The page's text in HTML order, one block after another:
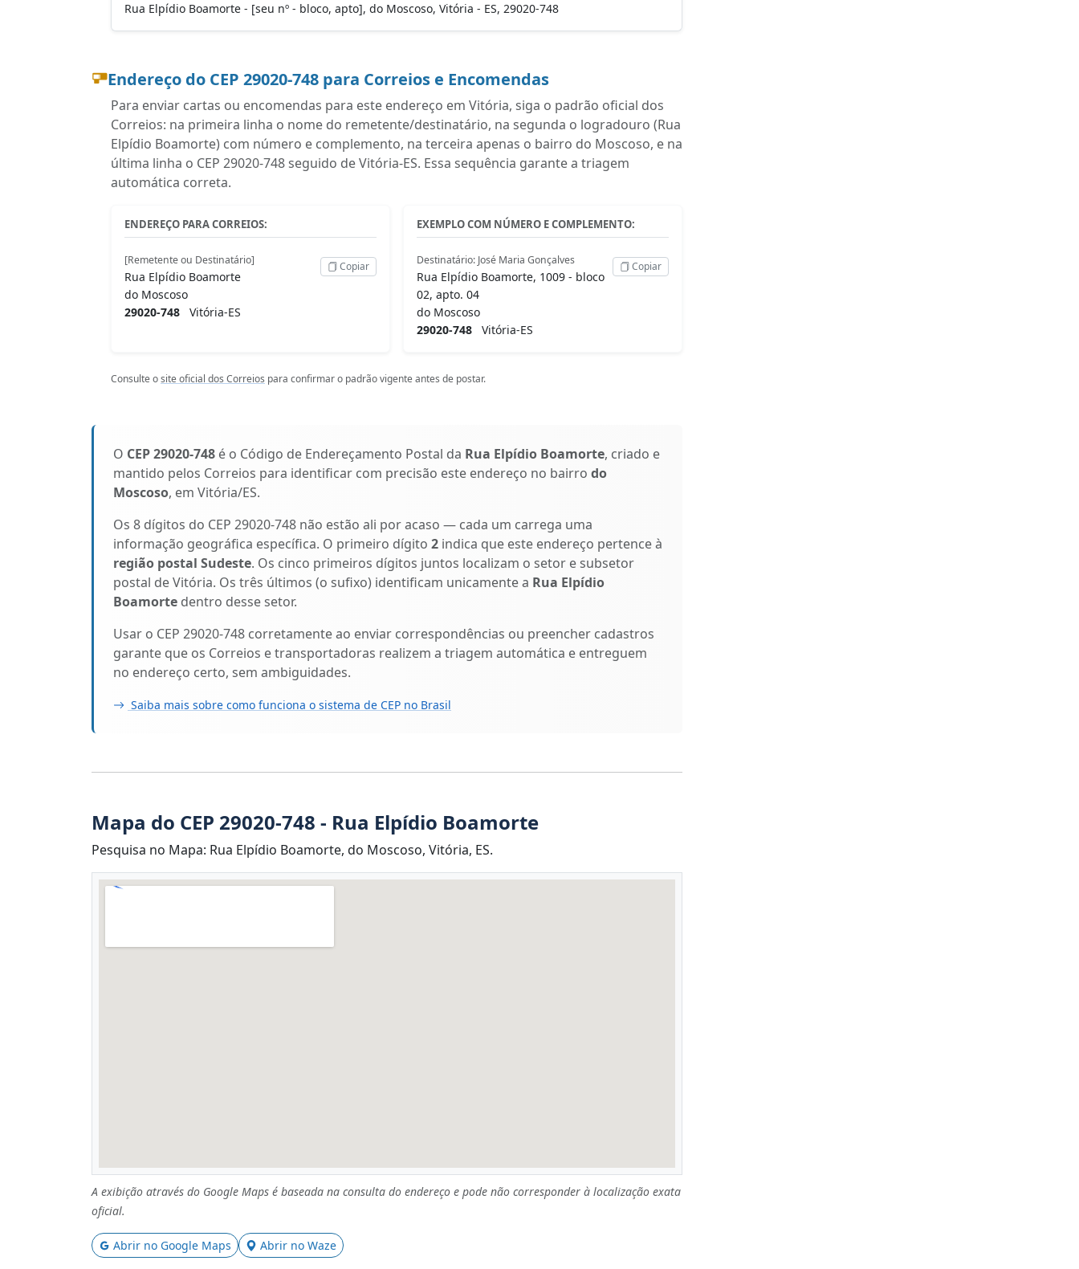
Rua Elpídio Boamorte - [seu nº - bloco, apto], do Moscoso, Vitória - ES, 29020-748
Endereço do CEP 29020-748 para Correios e Encomendas
Para enviar cartas ou encomendas para este endereço em Vitória, siga o padrão oficial dos
Correios: na primeira linha o nome do remetente/destinatário, na segunda o logradouro (Rua
Elpídio Boamorte) com número e complemento, na terceira apenas o bairro do Moscoso, e na
última linha o CEP 29020-748 seguido de Vitória-ES. Essa sequência garante a triagem
automática correta.
ENDEREÇO PARA CORREIOS:
[Remetente ou Destinatário]
Rua Elpídio Boamorte
do Moscoso
29020-748 Vitória-ES
Copiar
EXEMPLO COM NÚMERO E COMPLEMENTO:
Destinatário: José Maria Gonçalves
Rua Elpídio Boamorte, 1009 - bloco
02, apto. 04
do Moscoso
29020-748 Vitória-ES
Copiar
Consulte osite oficial dos Correios para confirmar o padrão vigente antes de postar.
O CEP 29020-748 é o Código de Endereçamento Postal da Rua Elpídio Boamorte, criado e
mantido pelos Correios para identificar com precisão este endereço no bairro do
Moscoso, em Vitória/ES.
Os 8 dígitos do CEP 29020-748 não estão ali por acaso — cada um carrega uma
informação geográfica específica. O primeiro dígito 2 indica que este endereço pertence à
região postal Sudeste. Os cinco primeiros dígitos juntos localizam o setor e subsetor
postal de Vitória. Os três últimos (o sufixo) identificam unicamente a Rua Elpídio
Boamorte dentro desse setor.
Usar o CEP 29020-748 corretamente ao enviar correspondências ou preencher cadastros
garante que os Correios e transportadoras realizem a triagem automática e entreguem
no endereço certo, sem ambiguidades.
Saiba mais sobre como funciona o sistema de CEP no Brasil
Mapa do CEP 29020-748 - Rua Elpídio Boamorte
Pesquisa no Mapa: Rua Elpídio Boamorte, do Moscoso, Vitória, ES.
A exibição através do Google Maps é baseada na consulta do endereço e pode não corresponder à localização exata
oficial.
Abrir no Google Maps Abrir no Waze